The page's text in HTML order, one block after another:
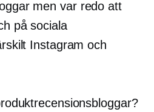
men var redo att
på sociala
Instagram och